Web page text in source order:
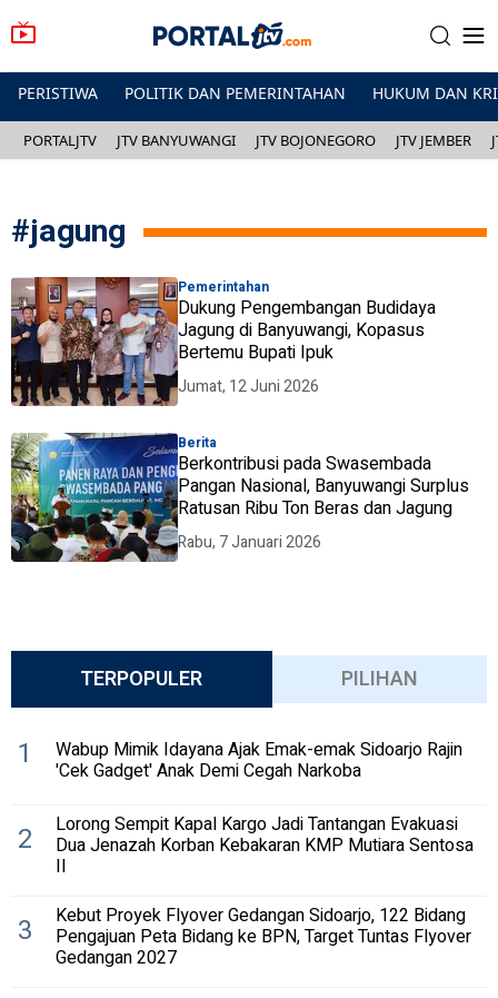
PERISTIWA POLITIK DAN PEMERINTAHAN HUKUM DAN
PORTALJTV JTV BANYUWANGI JTV BOJONEGORO JTV JEMBER
#jagung
Pemerintahan
Dukung Pengembangan Budidaya
Jagung di Banyuwangi, Kopasus
Bertemu Bupati Ipuk
Jumat, 12 Juni 2026
Berita
Berkontribusi pada Swasembada
Pangan Nasional, Banyuwangi Surplus
Ratusan Ribu Ton Beras dan Jagung
Rabu, 7 Januari 2026
TERPOPULER PILIHAN
1 Wabup Mimik Idayana Ajak Emak-emak Sidoarjo Rajin
'Cek Gadget' Anak Demi Cegah Narkoba
2 Lorong Sempit Kapal Kargo Jadi Tantangan Evakuasi
Dua Jenazah Korban Kebakaran KMP Mutiara Sentosa
II
3 Kebut Proyek Flyover Gedangan Sidoarjo, 122 Bidang
Pengajuan Peta Bidang ke BPN, Target Tuntas Flyover
Gedangan 2027